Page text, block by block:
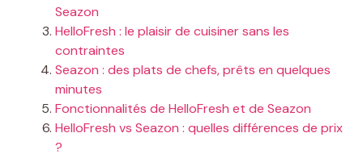
Seazon
HelloFresh : le plaisir de cuisiner sans les
contraintes
Seazon : des plats de chefs, prêts en quelques
minutes
Fonctionnalités de HelloFresh et de Seazon
HelloFresh vs Seazon : quelles différences de prix
?